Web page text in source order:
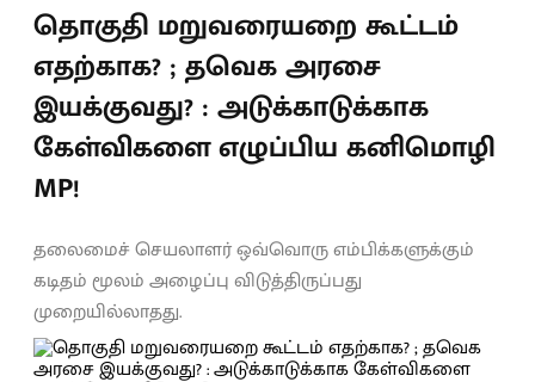
தொகுதி மறுவரையறை கூட்டம்
எதற்காக? ; தவெக அரசை
இயக்குவது? : அடுக்காடுக்காக
கேள்விகளை எழுப்பிய கனிமொழி
MP!
தலைமைச் செயலாளர் ஒவ்வொரு எம்பிக்களுக்கும்
கடிதம் மூலம் அழைப்பு விடுத்திருப்பது
முறையில்லாதது.